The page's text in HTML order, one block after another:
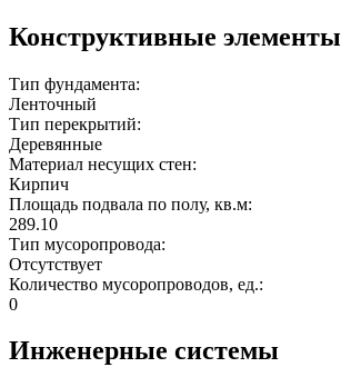
Конструктивные элементы
Тип фундамента:
Ленточный
Тип перекрытий:
Деревянные
Материал несущих стен:
Кирпич
Площадь подвала по полу, кв.м:
289.10
Тип мусоропровода:
Отсутствует
Количество мусоропроводов, ед.:
0
Инженерные системы